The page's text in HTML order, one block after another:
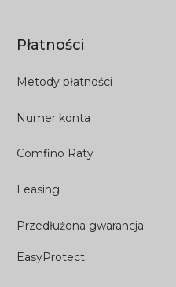
Płatności
Metody płatności
Numer konta
Comfino Raty
Leasing
Przedłużona gwarancja
EasyProtect